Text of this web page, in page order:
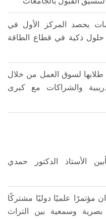
يحصد المركز الأول في
حلول ذكية في قطاع الطاقة
لسوق العمل من خلال
والشراكات مع كبرى
الأستاذ الدكتور حمدي
مؤتمرًا علميًا دوليًا مشتركًا
بصرية وسمعية بين التراث